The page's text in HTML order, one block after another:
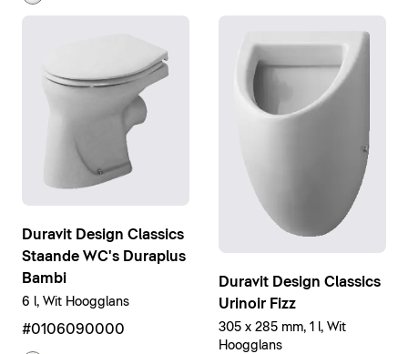
Duravit Design Classics
Staande WC's Duraplus
Bambi
6 l, Wit Hoogglans
#0106090000
Duravit Design Classics
Urinoir Fizz
305 x 285 mm, 1 l, Wit
Hoogglans